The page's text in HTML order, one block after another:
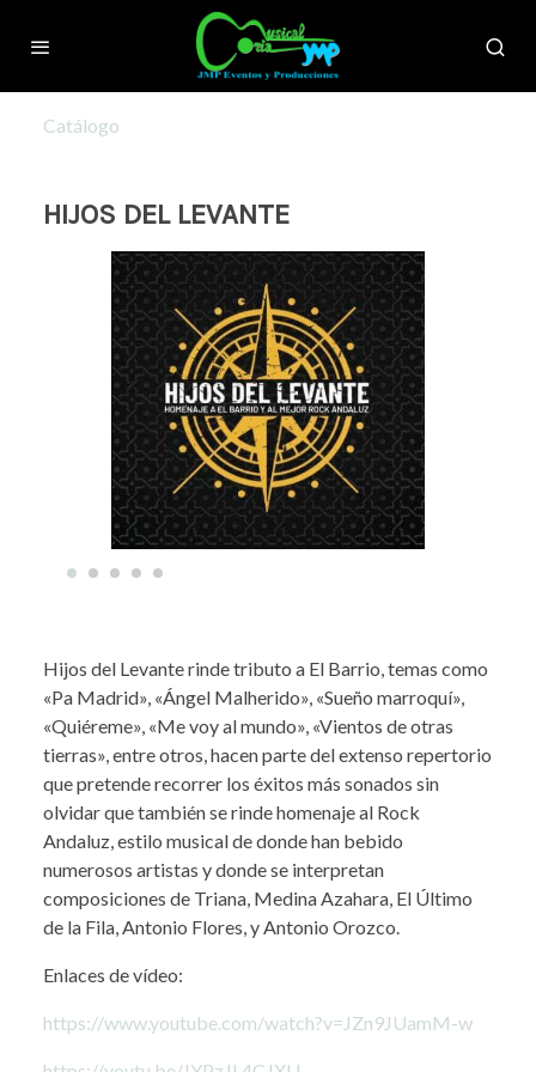
Catálogo
HIJOS DEL LEVANTE
Hijos del Levante rinde tributo a El Barrio, temas como
«Pa Madrid», «Ángel Malherido», «Sueño marroquí»,
«Quiéreme», «Me voy al mundo», «Vientos de otras
tierras», entre otros, hacen parte del extenso repertorio
que pretende recorrer los éxitos más sonados sin
olvidar que también se rinde homenaje al Rock
Andaluz, estilo musical de donde han bebido
numerosos artistas y donde se interpretan
composiciones de Triana, Medina Azahara, El Último
de la Fila, Antonio Flores, y Antonio Orozco.
Enlaces de vídeo:
https://www.youtube.com/watch?v=JZn9JUamM-w